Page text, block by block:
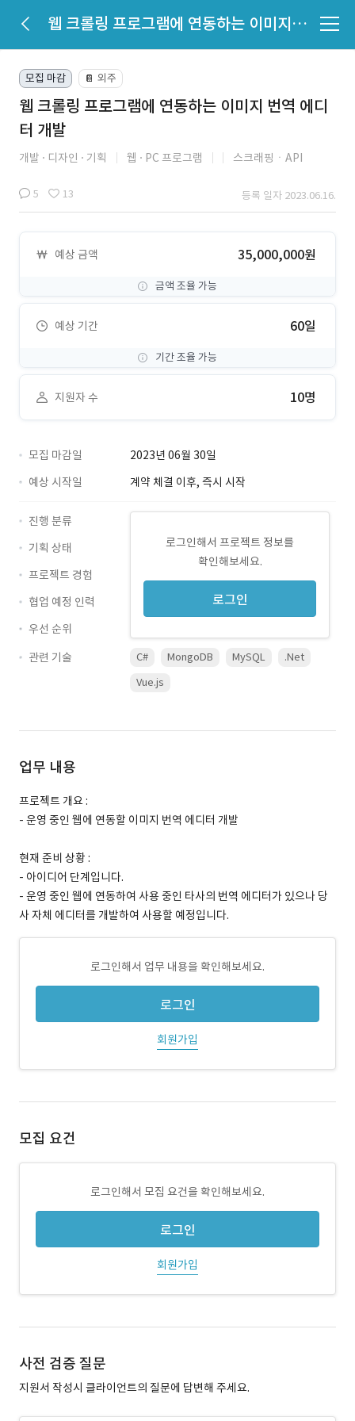
웹 크롤링 프로그램에 연동하는 이미지 번역 에디터 개발
모집 마감 📔 외주
웹 크롤링 프로그램에 연동하는 이미지 번역 에디
터 개발
개발 디자인 기획 웹 PC 프로그램 스크래핑ㆍAPI
5 13 등록 일자 2023.06.16.
예상 금액 35,000,000원
금액 조율 가능
예상 기간 60일
기간 조율 가능
지원자 수 10명
모집 마감일
2023년 06월 30일
예상 시작일
계약 체결 이후, 즉시 시작
로그인해서 프로젝트 정보를
확인해보세요.
로그인
진행 분류
기획 상태
프로젝트 경험
협업 예정 인력
우선 순위
관련 기술
C# MongoDB MySQL
.Net
Vue.js
업무 내용
프로젝트 개요 :
- 운영 중인 웹에 연동할 이미지 번역 에디터 개발
현재 준비 상황 :
- 아이디어 단계입니다.
- 운영 중인 웹에 연동하여 사용 중인 타사의 번역 에디터가 있으나 당
사 자체 에디터를 개발하여 사용할 예정입니다.
로그인해서 업무 내용을 확인해보세요.
로그인
회원가입
모집 요건
로그인해서 모집 요건을 확인해보세요.
로그인
회원가입
사전 검증 질문
지원서 작성시 클라이언트의 질문에 답변해 주세요.